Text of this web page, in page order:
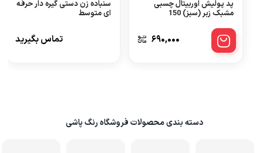
پد پولیش اوربیتال چسبی
مشبک زبر (سبز) 150
690,000
سنباده زن دستی گیره دار حرفه
ای متوسط
تماس بگیرید
دسته بندی محصولات فروشگاه رنگ پاشی